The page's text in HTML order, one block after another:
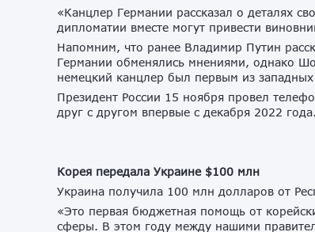
«Канцлер Германии рассказал о деталях
дипломатии вместе могут привести
Напомним, что ранее Владимир Путин
Германии обменялись мнениями, однако
немецкий канцлер был первым из
Президент России 15 ноября провел
друг с другом впервые с декабря 2022 года.
Корея передала Украине $100 млн
Украина получила 100 млн долларов от
«Это первая бюджетная помощь от
сферы. В этом году между нашими